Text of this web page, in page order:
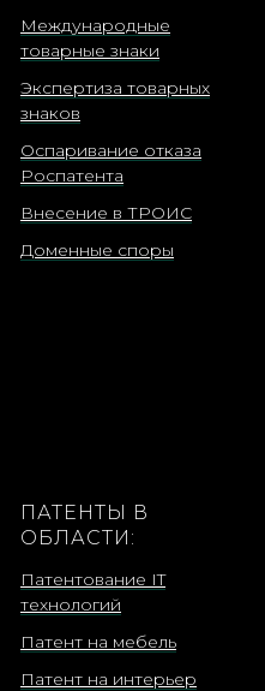
Международные
товарные знаки
Экспертиза товарных
знаков
Оспаривание отказа
Роспатента
Внесение в ТРОИС
Доменные споры
ПАТЕНТЫ В
ОБЛАСТИ:
Патентование IT
технологий
Патент на мебель
Патент на интерьер